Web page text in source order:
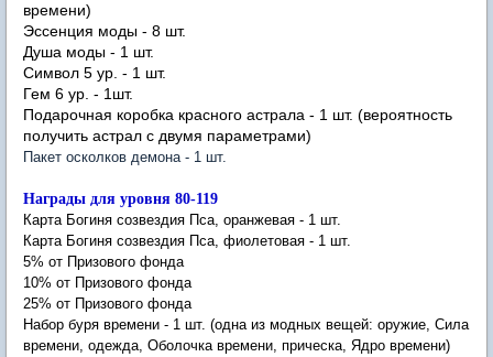
времени)
Эссенция моды - 8 шт.
Душа моды - 1 шт.
Символ 5 ур. - 1 шт.
Гем 6 ур. - 1шт.
Подарочная коробка красного астрала - 1 шт. (вероятность
получить астрал с двумя параметрами)
Пакет осколков демона - 1 шт.
Награды для уровня 80-119
Карта Богиня созвездия Пса, оранжевая - 1 шт.
Карта Богиня созвездия Пса, фиолетовая - 1 шт.
5% от Призового фонда
10% от Призового фонда
25% от Призового фонда
Набор буря времени - 1 шт. (одна из модных вещей: оружие, Сила
времени, одежда, Оболочка времени, прическа, Ядро времени)